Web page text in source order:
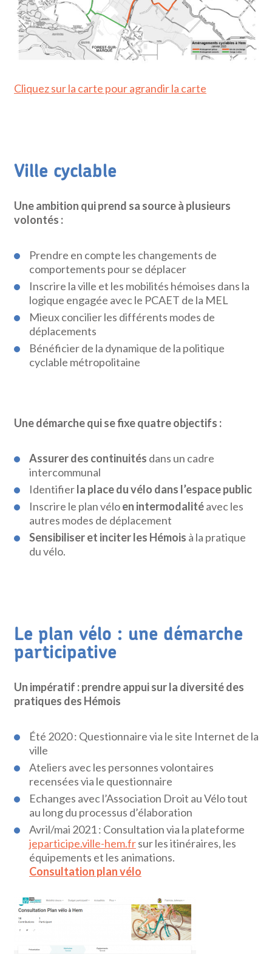
Cliquez sur la carte pour agrandir la carte
Ville cyclable
Une ambition qui prend sa source à plusieurs
volontés :
Prendre en compte les changements de
comportements pour se déplacer
Inscrire la ville et les mobilités hémoises dans la
logique engagée avec le PCAET de la MEL
Mieux concilier les différents modes de
déplacements
Bénéficier de la dynamique de la politique
cyclable métropolitaine
Une démarche qui se fixe quatre objectifs :
Assurer des continuités dans un cadre
intercommunal
Identifierla place du vélo dans l’espace public
Inscrire le plan véloen intermodalitéavec les
autres modes de déplacement
Sensibiliser et inciter les Hémois à la pratique
du vélo.
Le plan vélo : une démarche
participative
Un impératif : prendre appui sur la diversité des
pratiques des Hémois
Été 2020 : Questionnaire via le site Internet de la
ville
Ateliers avec les personnes volontaires
recensées via le questionnaire
Echanges avec l’Association Droit au Vélo tout
au long du processus d’élaboration
Avril/mai 2021 : Consultation via la plateforme
jeparticipe.ville-hem.frsur les itinéraires, les
équipements et les animations.
Consultation plan vélo